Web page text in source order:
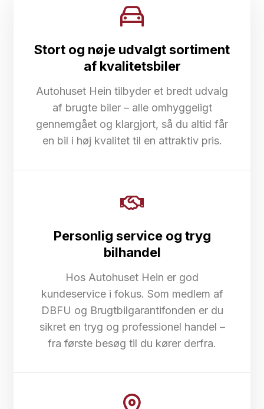
Stort og nøje udvalgt sortiment
af kvalitetsbiler
Autohuset Hein tilbyder et bredt udvalg
af brugte biler – alle omhyggeligt
gennemgået og klargjort, så du altid får
en bil i høj kvalitet til en attraktiv pris.
Personlig service og tryg
bilhandel
Hos Autohuset Hein er god
kundeservice i fokus. Som medlem af
DBFU og Brugtbilgarantifonden er du
sikret en tryg og professionel handel –
fra første besøg til du kører derfra.